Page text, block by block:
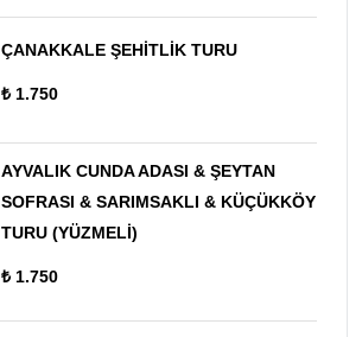
ÇANAKKALE ŞEHİTLİK TURU
₺ 1.750
AYVALIK CUNDA ADASI & ŞEYTAN
SOFRASI & SARIMSAKLI & KÜÇÜKKÖY
TURU (YÜZMELİ)
₺ 1.750